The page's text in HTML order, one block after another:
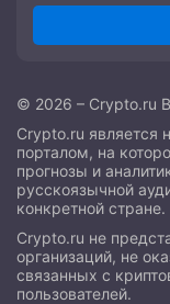
© 2026 – Crypto.ru
Crypto.ru
порталом, на
прогнозы и
русскоязычной
конкретной стране.
Crypto.ru не
организаций, не
связанных с
пользователей.